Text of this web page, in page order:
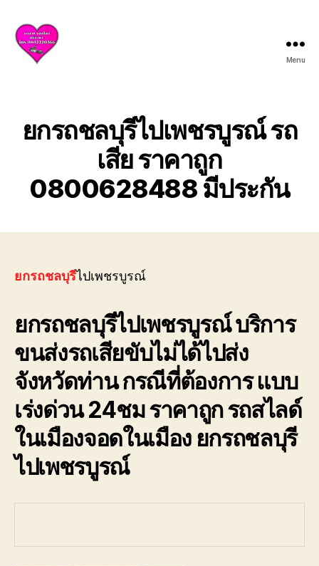
ศรีราชา
บริการ
ครบ
ทั้ง
เสีย
รถ
ต้องการ
ความ
ช่วย
เหลือ
ฉุกเฉิน
โทร
0800628488
Menu
ยกรถชลบุรีไปเพชรบูรณ์ รถ
เสีย ราคาถูก
0800628488 มีประกัน
ยกรถชลบุรีไปเพชรบูรณ์
ยกรถชลบุรีไปเพชรบูรณ์ บริการ
ขนส่งรถเสียขับไม่ได้ไปส่ง
จังหวัดท่าน กรณีที่ต้องการ แบบ
เร่งด่วน 24ชม ราคาถูก รถสไลด์
ในเมืองจอดในเมือง ยกรถชลบุรี
ไปเพชรบูรณ์